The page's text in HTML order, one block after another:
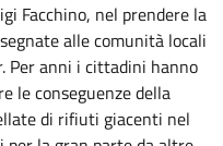
Facchino, nel prendere la
alle comunità locali
Per anni i cittadini hanno
le conseguenze della
di rifiuti giacenti nel